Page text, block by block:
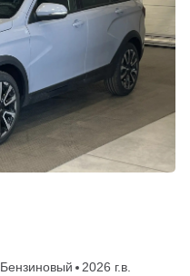
Бензиновый
2026 г.в.